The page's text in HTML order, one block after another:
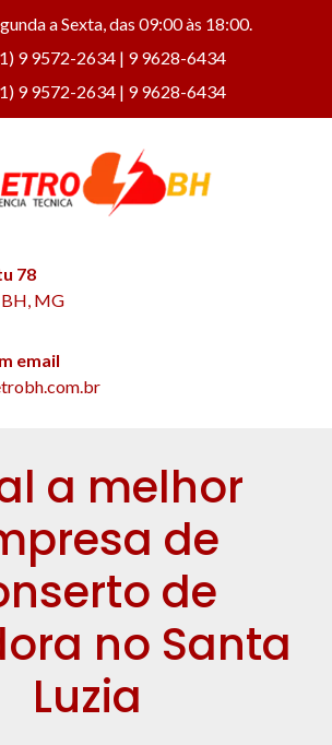
a Sexta, das 09:00 às 18:00.
9 9572-2634 | 9 9628-6434
9 9572-2634 | 9 9628-6434
78
MG
email
a melhor
de
de
no Santa
Luzia